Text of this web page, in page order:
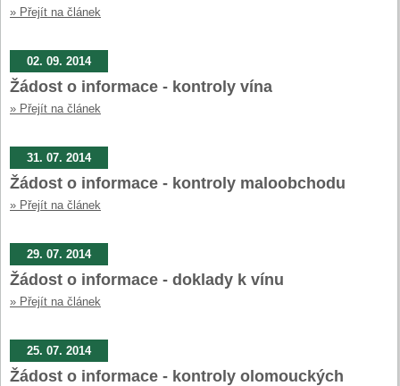
» Přejít na článek
02. 09. 2014
Žádost o informace - kontroly vína
» Přejít na článek
31. 07. 2014
Žádost o informace - kontroly maloobchodu
» Přejít na článek
29. 07. 2014
Žádost o informace - doklady k vínu
» Přejít na článek
25. 07. 2014
Žádost o informace - kontroly olomouckých